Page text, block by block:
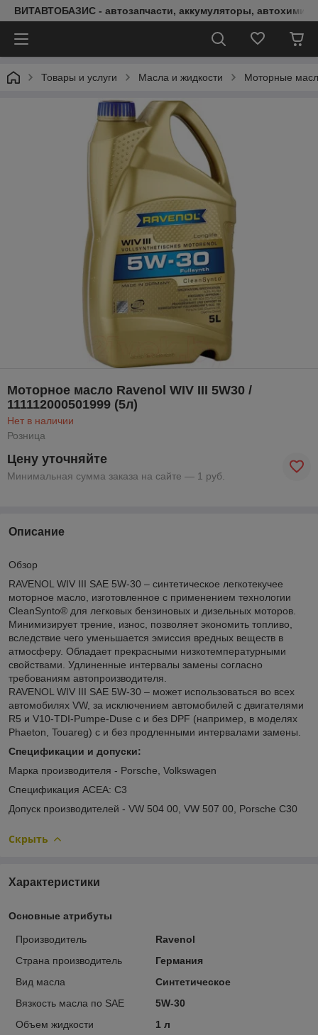
ВИТАВТОБАЗИС - автозапчасти, аккумуляторы, автохимия,
Товары и услуги Масла и жидкости Моторные
Моторное масло Ravenol WIV III 5W30 /
111112000501999 (5л)
Нет в наличии
Розница
Цену уточняйте
Минимальная сумма заказа на сайте — 1 руб.
Описание
Обзор
RAVENOL WIV III SAE 5W-30 – синтетическое легкотекучее
моторное масло, изготовленное с применением технологии
CleanSynto® для легковых бензиновых и дизельных моторов.
Минимизирует трение, износ, позволяет экономить топливо,
вследствие чего уменьшается эмиссия вредных веществ в
атмосферу. Обладает прекрасными низкотемпературными
свойствами. Удлиненные интервалы замены согласно
требованиям автопроизводителя.
RAVENOL WIV III SAE 5W-30 – может использоваться во всех
автомобилях VW, за исключением автомобилей с двигателями
R5 и V10-TDI-Pumpe-Duse с и без DPF (например, в моделях
Phaeton, Touareg) с и без продленными интервалами замены.
Спецификации и допуски:
Марка производителя - Porsche, Volkswagen
Спецификация ACEA: C3
Допуск производителей - VW 504 00, VW 507 00, Porsche C30
Скрыть
Характеристики
Основные атрибуты
Производитель
Ravenol
Страна производитель
Германия
Вид масла
Синтетическое
Вязкость масла по SAE
5W-30
Объем жидкости
1 л